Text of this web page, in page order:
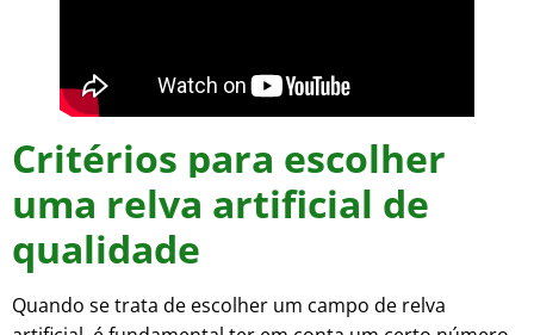
Critérios para escolher
uma relva artificial de
qualidade
Quando se trata de escolher um campo de relva